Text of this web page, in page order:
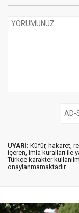
UYARI: Küfür, hakaret,
içeren, imla kuralları ile
Türkçe karakter
onaylanmamaktadır.